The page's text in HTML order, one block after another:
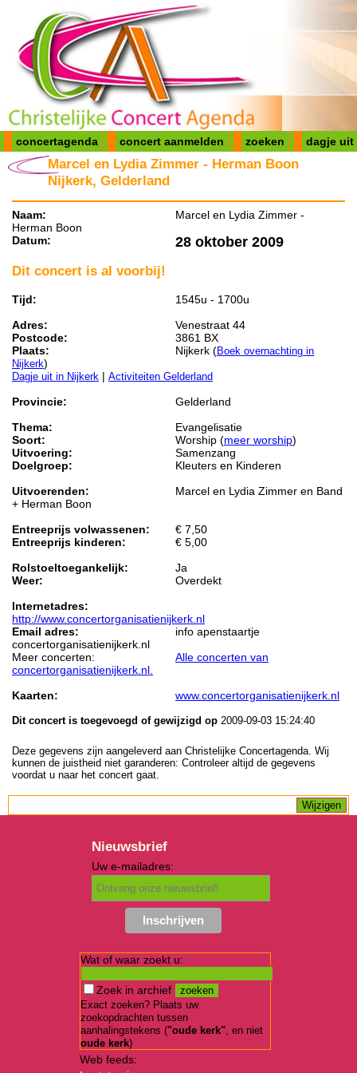
concertagenda concert aanmelden zoeken dagje uit
Marcel en Lydia Zimmer - Herman Boon
Nijkerk, Gelderland
Naam:
Marcel en Lydia Zimmer -
Herman Boon
Datum:
28 oktober 2009
Dit concert is al voorbij!
Tijd:
1545u - 1700u
Adres:
Venestraat 44
Postcode:
3861 BX
Plaats:
Nijkerk (Boek overnachting in
Nijkerk)
Dagje uit in Nijkerk | Activiteiten Gelderland
Provincie:
Gelderland
Thema:
Evangelisatie
Soort:
Worship (meer worship)
Uitvoering:
Samenzang
Doelgroep:
Kleuters en Kinderen
Uitvoerenden:
Marcel en Lydia Zimmer en Band
+ Herman Boon
Entreeprijs volwassenen:
€ 7,50
Entreeprijs kinderen:
€ 5,00
Rolstoeltoegankelijk:
Ja
Weer:
Overdekt
Internetadres:
http://www.concertorganisatienijkerk.nl
Email adres:
info apenstaartje
concertorganisatienijkerk.nl
Meer concerten:
Alle concerten van
concertorganisatienijkerk.nl.
Kaarten:
www.concertorganisatienijkerk.nl
Dit concert is toegevoegd of gewijzigd op 2009-09-03 15:24:40
Deze gegevens zijn aangeleverd aan Christelijke Concertagenda. Wij
kunnen de juistheid niet garanderen: Controleer altijd de gegevens
voordat u naar het concert gaat.
Nieuwsbrief
Uw e-mailadres:
Wat of waar zoekt u:
Zoek in archief
Exact zoeken? Plaats uw
zoekopdrachten tussen
aanhalingstekens ("oude kerk", en niet
oude kerk)
Web feeds: